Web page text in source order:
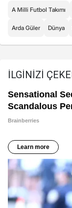
A Milli Futbol Takımı
Arda Güler Dünya